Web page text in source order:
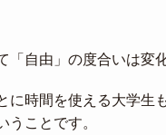
「自由」の度合いは変
に時間を使える大学生
うことです。